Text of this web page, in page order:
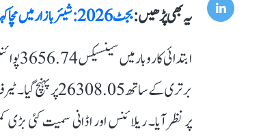
یہ بھی پڑھیں :بجٹ 2026: شیئر بازار میں مچا کہرام، سرمایہ کاروں کے ڈوبے 10 لاکھ کروڑ، سینسیکس اور نفٹی نے کیا برباد
برتری کے ساتھ
پر نظر آیا۔ ریلائنس اور اڈانی سمیت کئی